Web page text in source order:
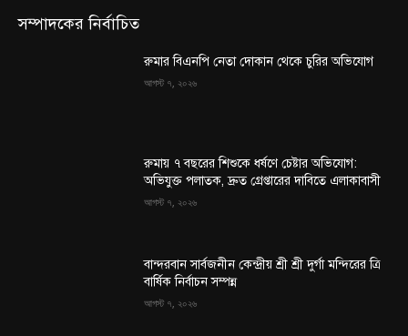
সম্পাদকের নির্বাচিত
রুমার বিএনপি নেতা দোকান থেকে চুরির অভিযোগ
আগস্ট ৭, ২০২৬
রুমায় ৭ বছরের শিশুকে ধর্ষণে চেষ্টার অভিযোগ:
অভিযুক্ত পলাতক, দ্রুত গ্রেপ্তারের দাবিতে এলাকাবাসী
আগস্ট ৭, ২০২৬
বান্দরবান সার্বজনীন কেন্দ্রীয় শ্রী শ্রী দুর্গা মন্দিরের ত্রি
বার্ষিক নির্বাচন সম্পন্ন
আগস্ট ৭, ২০২৬